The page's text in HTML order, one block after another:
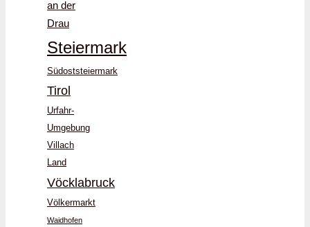
an der
Drau
Steiermark
Südoststeiermark
Tirol
Urfahr-
Umgebung
Villach
Land
Vöcklabruck
Völkermarkt
Waidhofen